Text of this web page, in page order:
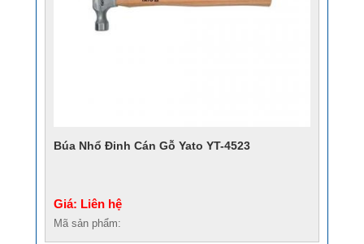
Búa Nhổ Đinh Cán Gỗ Yato YT-4523
Giá: Liên hệ
Mã sản phẩm: